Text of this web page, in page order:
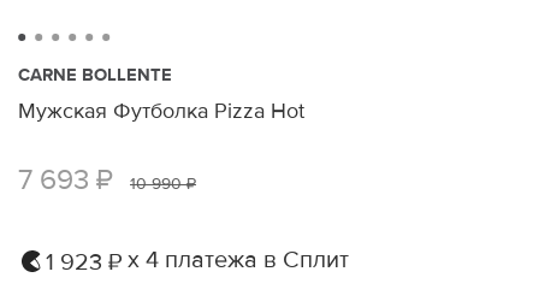
CARNE BOLLENTE
Мужская Футболка Pizza Hot
7 693 ₽ 10 990 ₽
1 923 ₽ х 4 платежа в Сплит